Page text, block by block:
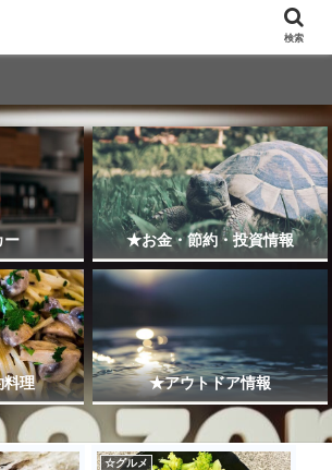
ー ★お金・節約・投資情報
理 ★アウトドア情報
☆グルメ
検索